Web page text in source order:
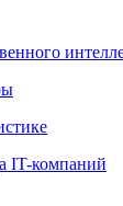
IT-компаний